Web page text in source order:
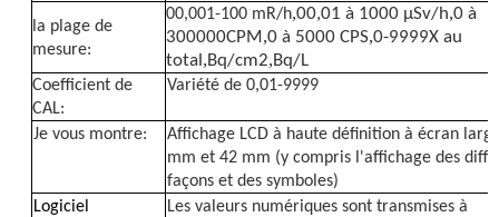
la plage de
mesure:
00,001-100 mR/h,00,01 à 1000 μSv/h,0 à
300000CPM ,0 à 5000 CPS,0-9999X au
total ,Bq/cm2,Bq/L
Coefficient de
CAL:
Variété de 0,01-9999
Je vous montre:
Affichage LCD à haute définition à écran
mm et 42 mm (y compris l'affichage des
façons et des symboles)
Logiciel
Les valeurs numériques sont transmises à